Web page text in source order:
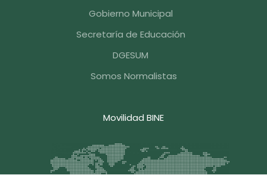
Gobierno Municipal
Secretaría de Educación
DGESUM
Somos Normalistas
Movilidad BINE